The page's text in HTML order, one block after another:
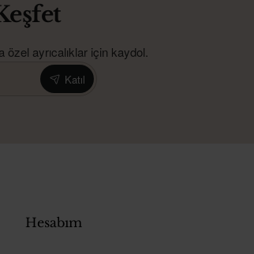
ayrıcalıklar için kaydol.
Katıl
Hesabım